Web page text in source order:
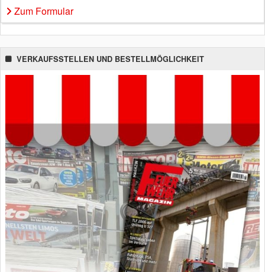
Zum Formular
VERKAUFSSTELLEN UND BESTELLMÖGLICHKEIT